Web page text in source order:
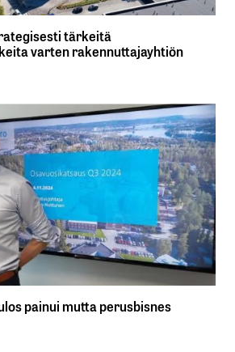
tärkeitä
varten rakennuttajayhtiön
painui mutta perusbisnes